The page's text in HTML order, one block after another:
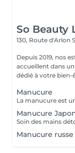
So Beauty
130, Route d'Arlon
Depuis 2019, nos
accueillent dans
dédié à votre bien-
Manucure
Manucure
Manucure russe